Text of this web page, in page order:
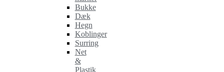
Bukke
Dæk
Hegn
Koblinger
Surring
Net
&
Plastik